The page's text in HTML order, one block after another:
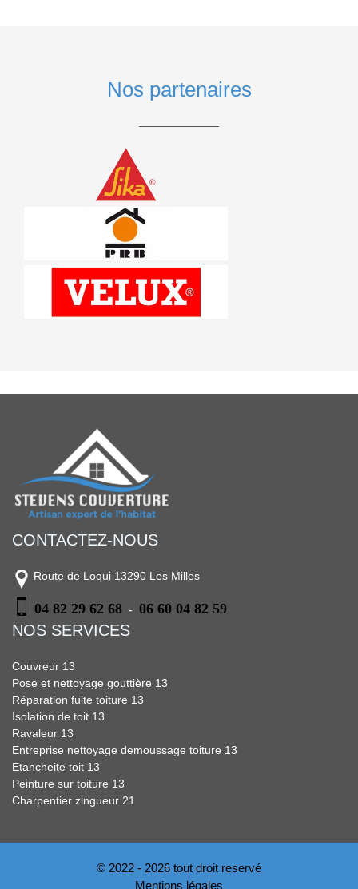
Nos partenaires
CONTACTEZ-NOUS
Route de Loqui 13290 Les Milles
04 82 29 62 68 - 06 60 04 82 59
NOS SERVICES
Couvreur 13
Pose et nettoyage gouttière 13
Réparation fuite toiture 13
Isolation de toit 13
Ravaleur 13
Entreprise nettoyage demoussage toiture 13
Etancheite toit 13
Peinture sur toiture 13
Charpentier zingueur 21
© 2022 - 2026 tout droit reservé
Mentions légales